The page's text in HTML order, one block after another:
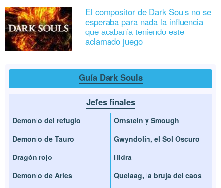
El compositor de Dark Souls no se
esperaba para nada la influencia
que acabaría teniendo este
aclamado juego
Guía Dark Souls
Jefes finales
Demonio del refugio
Demonio de Tauro
Dragón rojo
Demonio de Aries
Ornstein y Smough
Gwyndolin, el Sol Oscuro
Hidra
Quelaag, la bruja del caos